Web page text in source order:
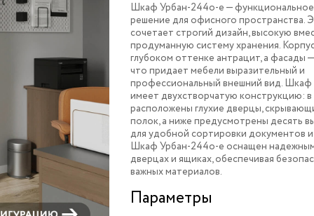
Шкаф Урбан-244o-e —
решение для офисного пространства.
сочетает строгий дизайн, высокую
продуманную систему хранения.
глубоком оттенке антрацит, а фасады
что придает мебели выразительный и
профессиональный внешний вид.
имеет двухстворчатую конструкцию: в
расположены глухие дверцы,
полок, а ниже предусмотрены десять
для удобной сортировки документов
Шкаф Урбан-244o-e оснащен
дверцах и ящиках, обеспечивая
важных материалов.
Параметры